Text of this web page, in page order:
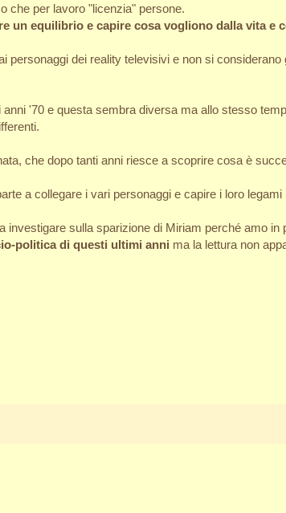
che per lavoro "licenzia" persone.
un equilibrio e capire cosa vogliono dalla vita e
personaggi dei reality televisivi e non si
'70 e questa sembra diversa ma allo stesso
che dopo tanti anni riesce a scoprire cosa è
a collegare i vari personaggi e capire i loro
sulla sparizione di Miriam perché amo in
politica di questi ultimi anni ma la lettura non